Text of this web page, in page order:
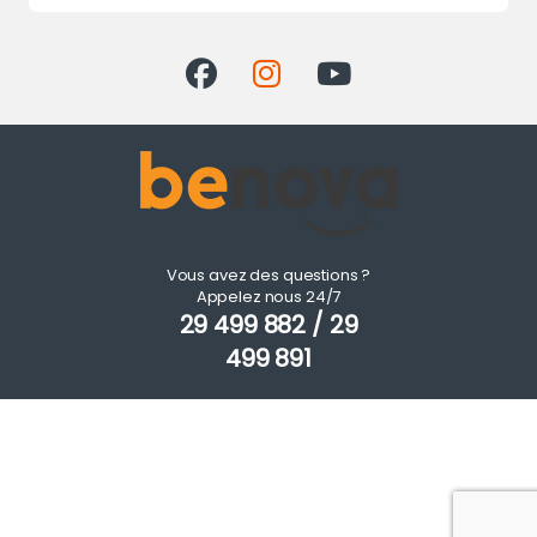
Vous avez des questions ?
Appelez nous 24/7
29 499 882 / 29
499 891